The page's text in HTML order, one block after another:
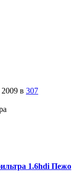
в 307
1.6hdi Пежо